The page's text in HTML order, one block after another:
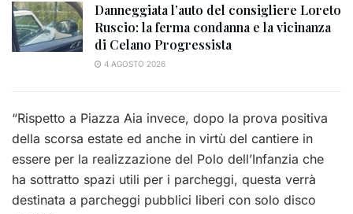
Danneggiata l’auto del consigliere Loreto
Ruscio: la ferma condanna e la vicinanza
di Celano Progressista
4 AGOSTO 2026
“Rispetto a Piazza Aia invece, dopo la prova positiva
della scorsa estate ed anche in virtù del cantiere in
essere per la realizzazione del Polo dell’Infanzia che
ha sottratto spazi utili per i parcheggi, questa verrà
destinata a parcheggi pubblici liberi con solo disco